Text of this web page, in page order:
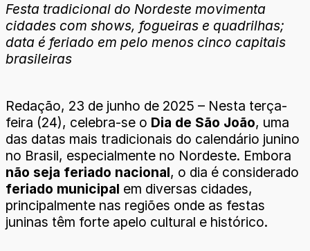
Festa tradicional do Nordeste movimenta
cidades com shows, fogueiras e quadrilhas;
data é feriado em pelo menos cinco capitais
brasileiras
Redação, 23 de junho de 2025 – Nesta terça-
feira (24), celebra-se o Dia de São João, uma
das datas mais tradicionais do calendário junino
no Brasil, especialmente no Nordeste. Embora
não seja feriado nacional, o dia é considerado
feriado municipal em diversas cidades,
principalmente nas regiões onde as festas
juninas têm forte apelo cultural e histórico.